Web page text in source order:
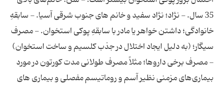
35 سال. - نژاد؛ نژاد سفید و خانم‌ های‌ جنوب‌ شرقی‌ آسیا. - سابقهِ
خانوادگی؛ داشتن‌ خواهر یا مادر با سابقهِ پوكی‌ استخوان. - مصرف‌
سیگار؛ (به‌ دلیل‌ ایجاد اختلال‌ در جذب‌ كلسیم‌ و ساخت‌ استخوان)
- مصرف‌ برخی‌ داروها؛ مثلاً مصرف‌ طولانی‌ مدت‌ كورتون‌ در مورد
بیماری‌های‌ مزمنی‌ نظیر آسم‌ و روماتیسم‌ مفصلی‌ و بیماری‌ های‌